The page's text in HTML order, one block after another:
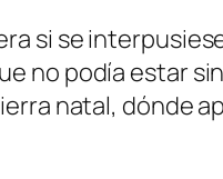
si se
no podía estar
natal, dónde